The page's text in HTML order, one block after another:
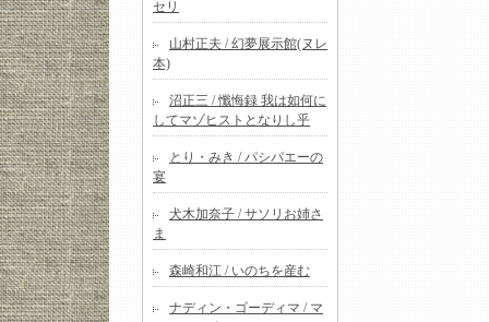
セリ
山村正夫 / 幻夢展示館(ヌレ
本)
沼正三 / 懺悔録 我は如何に
してマゾヒストとなりし乎
とり・みき / パシパエーの
宴
犬木加奈子 / サソリお姉さ
ま
森崎和江 / いのちを産む
ナディン・ゴーディマ / マ